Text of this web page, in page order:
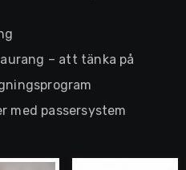
– att tänka på
med passersystem